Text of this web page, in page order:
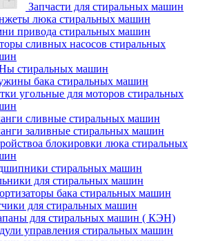
Запчасти для стиральных машин
люка стиральных машин
привода стиральных машин
сливных насосов стиральных
стиральных машин
бака стиральных машин
угольные для моторов стиральных
сливные стиральных машин
заливные стиральных машин
блокировки люка стиральных
стиральных машин
для стиральных машин
бака стиральных машин
для стиральных машин
для стиральных машин ( КЭН)
управления стиральных машин